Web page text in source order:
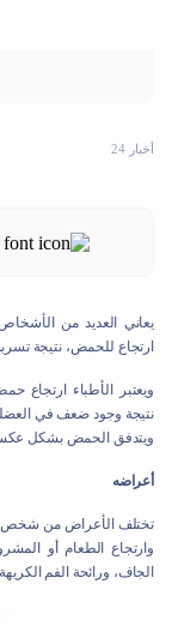
أخبار 24
يعاني العديد من
ارتجاع للحمض، نتيجة
ويعتبر الأطباء ارتجاع
نتيجة وجود ضعف في
ويتدفق الحمض بشكل
أعراضه
تختلف الأعراض من شخص
وارتجاع الطعام أو
الجاف، ورائحة الفم